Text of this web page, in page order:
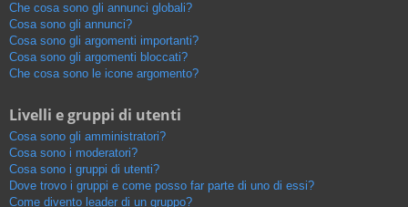
Che cosa sono gli annunci globali?
Cosa sono gli annunci?
Cosa sono gli argomenti importanti?
Cosa sono gli argomenti bloccati?
Che cosa sono le icone argomento?
Livelli e gruppi di utenti
Cosa sono gli amministratori?
Cosa sono i moderatori?
Cosa sono i gruppi di utenti?
Dove trovo i gruppi e come posso far parte di uno di essi?
Come divento leader di un gruppo?